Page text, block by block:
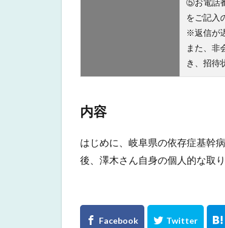
をご記入
※返信が
また、非
き、招待
内容
はじめに、岐阜県の依存症基幹
後、澤木さん自身の個人的な取